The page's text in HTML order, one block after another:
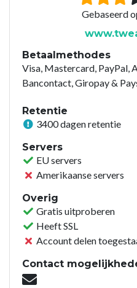
Gebaseerd
Betaalmethodes
Visa, Mastercard, PayPal,
Bancontact, Giropay &
Retentie
3400 dagen retentie
Servers
EU servers
Amerikaanse servers
Overig
Gratis uitproberen
Heeft SSL
Account delen
Contact